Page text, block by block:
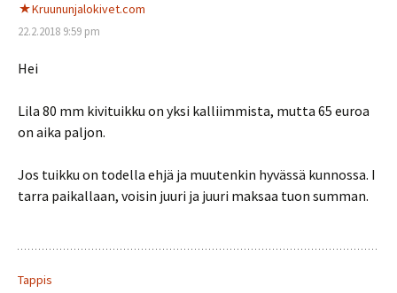
Kruununjalokivet.com
22.2.2018 9:59 pm
Hei
Lila 80 mm kivituikku on yksi kalliimmista, mutta 65 euroa
on aika paljon.
Jos tuikku on todella ehjä ja muutenkin hyvässä kunnossa. I
tarra paikallaan, voisin juuri ja juuri maksaa tuon summan.
Tappis